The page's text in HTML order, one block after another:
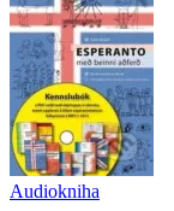
Audiokniha